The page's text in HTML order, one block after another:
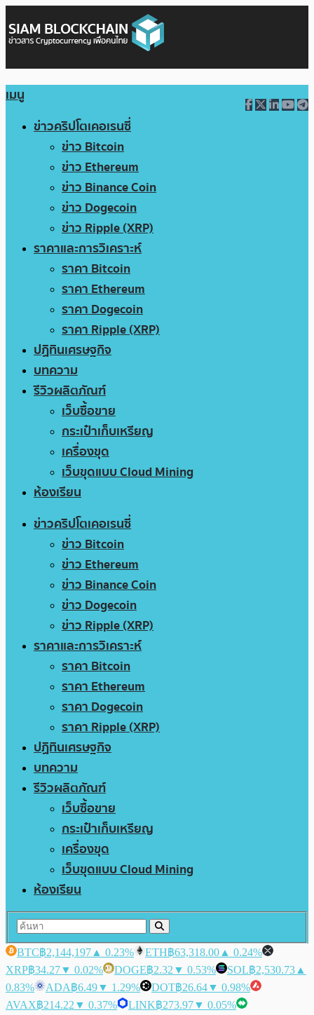
เมนู
ข่าวคริปโตเคอเรนซี่
ข่าว Bitcoin
ข่าว Ethereum
ข่าว Binance Coin
ข่าว Dogecoin
ข่าว Ripple (XRP)
ราคาและการวิเคราะห์
ราคา Bitcoin
ราคา Ethereum
ราคา Dogecoin
ราคา Ripple (XRP)
ปฏิทินเศรษฐกิจ
บทความ
รีวิวผลิตภัณฑ์
เว็บซื้อขาย
กระเป๋าเก็บเหรียญ
เครื่องขุด
เว็บขุดแบบ Cloud Mining
ห้องเรียน
ข่าวคริปโตเคอเรนซี่
ข่าว Bitcoin
ข่าว Ethereum
ข่าว Binance Coin
ข่าว Dogecoin
ข่าว Ripple (XRP)
ราคาและการวิเคราะห์
ราคา Bitcoin
ราคา Ethereum
ราคา Dogecoin
ราคา Ripple (XRP)
ปฏิทินเศรษฐกิจ
บทความ
รีวิวผลิตภัณฑ์
เว็บซื้อขาย
กระเป๋าเก็บเหรียญ
เครื่องขุด
เว็บขุดแบบ Cloud Mining
ห้องเรียน
BTC฿2,144,197 ▲ 0.23% ETH฿63,318.00 ▲ 0.24%
XRP฿34.27▼ 0.02% DOGE฿2.32 ▼ 0.53% SOL฿2,530.73 ▲
0.83%
ADA฿6.49▼ 1.29% DOT฿26.64▼ 0.98%
AVAX฿214.22 ▼ 0.37% LINK฿273.97▼ 0.05%